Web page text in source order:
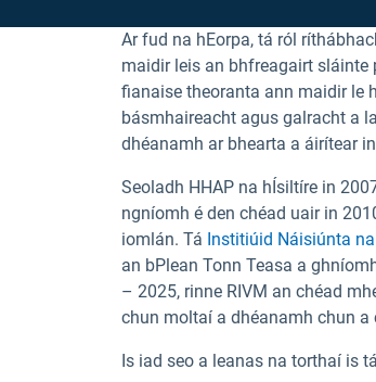
Ar fud na hEorpa, tá ról
maidir leis an bhfreagairt
fianaise theoranta ann maidir le
básmhaireacht agus galracht a
dhéanamh ar bhearta a áirítear
Seoladh HHAP na hÍsiltíre in
ngníomh é den chéad uair in
iomlán. Tá Institiúid Náisiúnta
an bPlean Tonn Teasa a
– 2025, rinne RIVM an chéad
chun moltaí a dhéanamh chun
Is iad seo a leanas na torthaí is